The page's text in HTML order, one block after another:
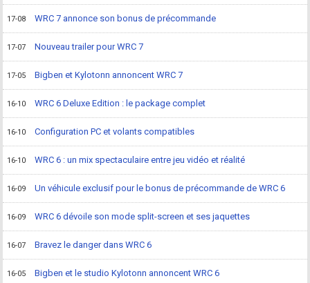
17-08 WRC 7 annonce son bonus de précommande
17-07 Nouveau trailer pour WRC 7
17-05 Bigben et Kylotonn annoncent WRC 7
16-10 WRC 6 Deluxe Edition : le package complet
16-10 Configuration PC et volants compatibles
16-10 WRC 6 : un mix spectaculaire entre jeu vidéo et réalité
16-09 Un véhicule exclusif pour le bonus de précommande de WRC 6
16-09 WRC 6 dévoile son mode split-screen et ses jaquettes
16-07 Bravez le danger dans WRC 6
16-05 Bigben et le studio Kylotonn annoncent WRC 6